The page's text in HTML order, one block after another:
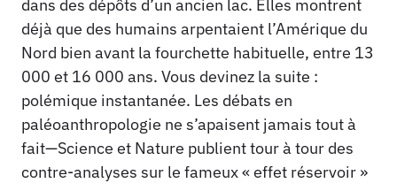
dans des dépôts d’un ancien lac. Elles montrent
déjà que des humains arpentaient l’Amérique du
Nord bien avant la fourchette habituelle, entre 13
000 et 16 000 ans. Vous devinez la suite :
polémique instantanée. Les débats en
paléoanthropologie ne s’apaisent jamais tout à
fait—Science et Nature publient tour à tour des
contre-analyses sur le fameux « effet réservoir »